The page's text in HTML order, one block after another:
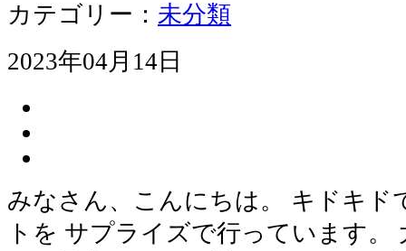
カテゴリー： 未分類
2023年04月14日
みなさん、こんにちは。 キドキド
トを サプライズで行っています。